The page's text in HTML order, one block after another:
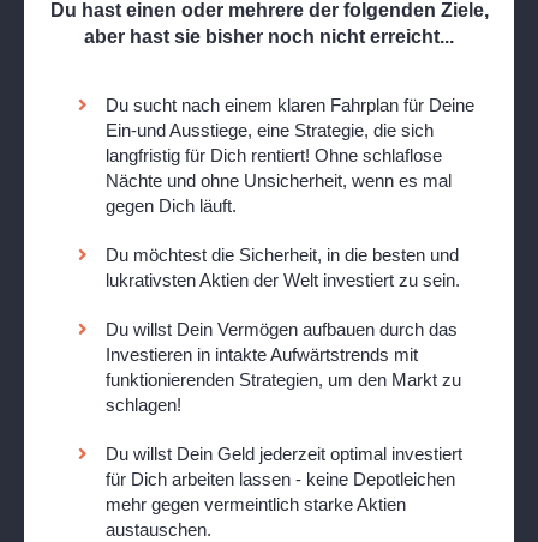
Du hast einen oder mehrere der folgenden Ziele,
aber hast sie bisher noch nicht erreicht...
Du sucht nach einem klaren Fahrplan für Deine
Ein-und Ausstiege, eine Strategie, die sich
langfristig für Dich rentiert! Ohne schlaflose
Nächte und ohne Unsicherheit, wenn es mal
gegen Dich läuft.
Du möchtest die Sicherheit, in die besten und
lukrativsten Aktien der Welt investiert zu sein.
Du willst Dein Vermögen aufbauen durch das
Investieren in intakte Aufwärtstrends mit
funktionierenden Strategien, um den Markt zu
schlagen!
Du willst Dein Geld jederzeit optimal investiert
für Dich arbeiten lassen - keine Depotleichen
mehr gegen vermeintlich starke Aktien
austauschen.